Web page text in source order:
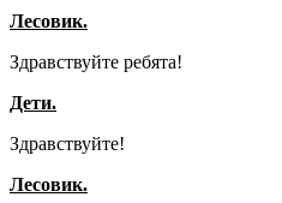
Лесовик.
Здравствуйте ребята!
Дети.
Здравствуйте!
Лесовик.